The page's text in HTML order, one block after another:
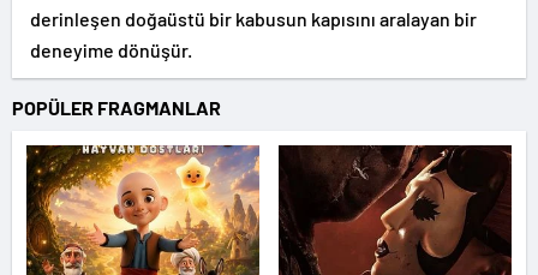
derinleşen doğaüstü bir kabusun kapısını aralayan bir
deneyime dönüşür.
POPÜLER FRAGMANLAR